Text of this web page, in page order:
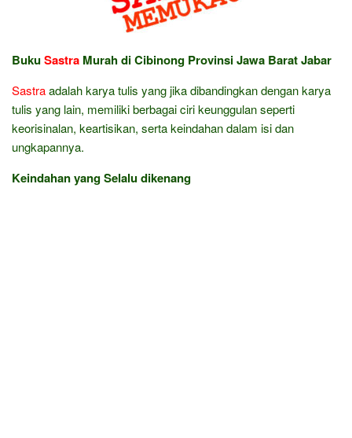
BukuSastra Murah di Cibinong Provinsi Jawa Barat Jabar
Sastraadalah karya tulis yang jika dibandingkan dengan karya
tulis yang lain, memiliki berbagai ciri keunggulan seperti
keorisinalan, keartisikan, serta keindahan dalam isi dan
ungkapannya.
Keindahan yang Selalu dikenang